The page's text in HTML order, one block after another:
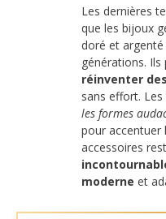
Les dernières
que les bijoux
doré et
générations.
réinventer
sans effort.
les formes
pour accentuer
accessoires
moderne et